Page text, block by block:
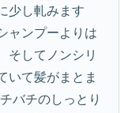
少し軋みます
ャンプーよりは
そしてノンシリ
いて髪がまとま
バチのしっとり